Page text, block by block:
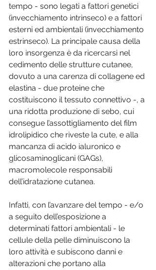
tempo - sono legati a fattori genetici
(invecchiamento intrinseco) e a fattori
esterni ed ambientali (invecchiamento
estrinseco). La principale causa della
loro insorgenza è da ricercarsi nel
cedimento delle strutture cutanee,
dovuto a una carenza di collagene ed
elastina - due proteine che
costituiscono il tessuto connettivo -, a
una ridotta produzione di sebo, cui
consegue l’assottigliamento del film
idrolipidico che riveste la cute, e alla
mancanza di acido ialuronico e
glicosaminoglicani (GAGs),
macromolecole responsabili
dell’idratazione cutanea.
Infatti, con l’avanzare del tempo - e/o
a seguito dell’esposizione a
determinati fattori ambientali - le
cellule della pelle diminuiscono la
loro attività e subiscono danni e
alterazioni che portano alla